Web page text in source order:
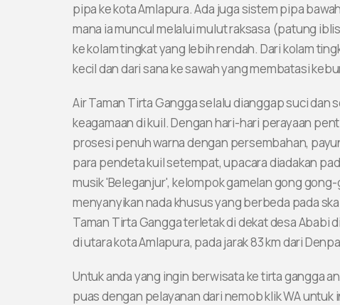
pipa ke kota Amlapura. Ada juga sistem pipa
mana ia muncul melalui mulut raksasa (patung
ke kolam tingkat yang lebih rendah. Dari kolam
kecil dan dari sana ke sawah yang membatasi
Air Taman Tirta Gangga selalu dianggap suci dan
keagamaan di kuil. Dengan hari-hari perayaan
prosesi penuh warna dengan persembahan,
para pendeta kuil setempat, upacara diadakan
musik 'Beleganjur', kelompok gamelan gong
menyanyikan nada khusus yang berbeda pada
Taman Tirta Gangga terletak di dekat desa Ababi
di utara kota Amlapura, pada jarak 83 km dari
Untuk anda yang ingin berwisata ke tirta gangga
puas dengan pelayanan dari nemob klik WA untuk